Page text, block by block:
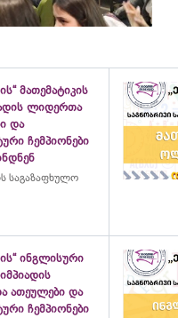
მათემატიკის
ლიდერთა
და
ჩემპიონები
საგაზაფხულო
ინგლისური
ათეულები და
ჩემპიონები